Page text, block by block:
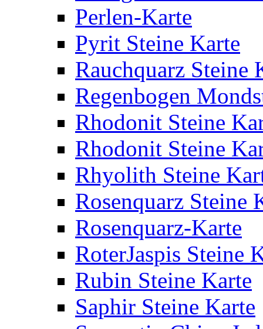
Perlen-Karte
Pyrit Steine Karte
Rauchquarz Steine
Regenbogen
Rhodonit Steine
Rhodonit Steine
Rhyolith Steine
Rosenquarz Steine
Rosenquarz-Karte
RoterJaspis Steine
Rubin Steine Karte
Saphir Steine Karte